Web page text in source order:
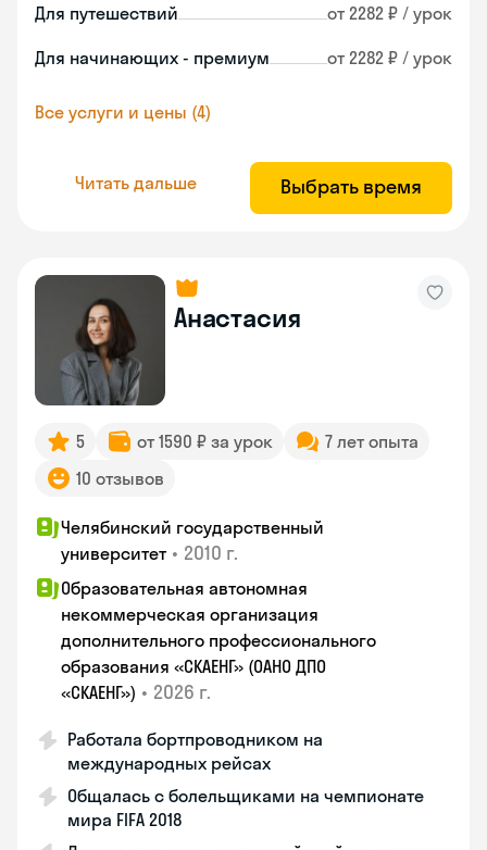
Для путешествий от 2282 ₽ / урок
Для начинающих - премиум от 2282 ₽ / урок
Все услуги и цены (4)
Читать дальше Выбрать время
Анастасия
5 от 1590 ₽ за урок
7 лет опыта
10 отзывов
Челябинский государственный
университет • 2010 г.
Образовательная автономная
некоммерческая организация
дополнительного профессионального
образования «СКАЕНГ» (ОАНО ДПО
«СКАЕНГ») • 2026 г.
Работала бортпроводником на
международных рейсах
Общалась с болельщиками на чемпионате
мира FIFA 2018